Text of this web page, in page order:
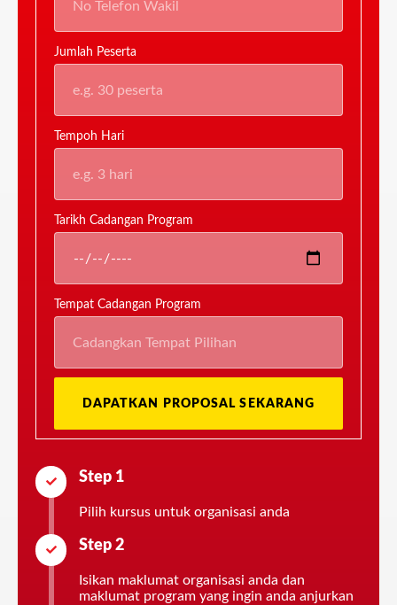
Jumlah Peserta
Tempoh Hari
Tarikh Cadangan Program
Tempat Cadangan Program
DAPATKAN PROPOSAL SEKARANG
Step 1
Pilih kursus untuk organisasi anda
Step 2
Isikan maklumat organisasi anda dan
maklumat program yang ingin anda anjurkan